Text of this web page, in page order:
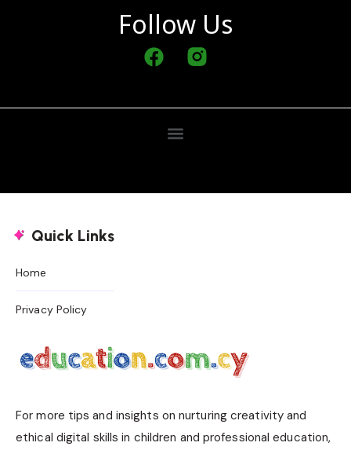
Follow Us
Quick Links
Home
Privacy Policy
For more tips and insights on nurturing creativity and
ethical digital skills in children and professional education,